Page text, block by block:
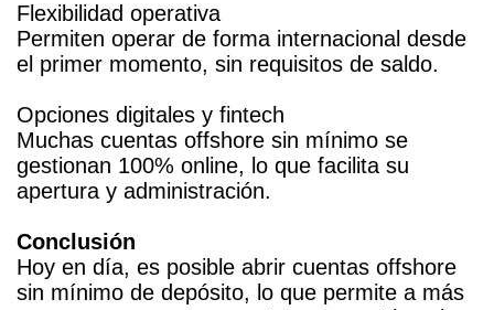
Flexibilidad operativa
Permiten operar de forma internacional desde
el primer momento, sin requisitos de saldo.
Opciones digitales y fintech
Muchas cuentas offshore sin mínimo se
gestionan 100% online, lo que facilita su
apertura y administración.
Conclusión
Hoy en día, es posible abrir cuentas offshore
sin mínimo de depósito, lo que permite a más